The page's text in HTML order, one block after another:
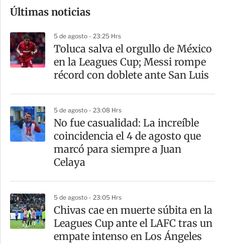
m
a
r
t
Últimas noticias
5 de agosto - 23:25 Hrs
Toluca salva el orgullo de México
en la Leagues Cup; Messi rompe
récord con doblete ante San Luis
5 de agosto - 23:08 Hrs
No fue casualidad: La increíble
coincidencia el 4 de agosto que
marcó para siempre a Juan
Celaya
5 de agosto - 23:05 Hrs
Chivas cae en muerte súbita en la
Leagues Cup ante el LAFC tras un
empate intenso en Los Ángeles